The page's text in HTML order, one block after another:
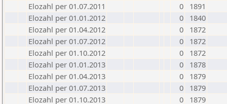
Elozahl per 01.07.2011
0
1891
Elozahl per 01.01.2012
0
1840
Elozahl per 01.04.2012
0
1872
Elozahl per 01.07.2012
0
1872
Elozahl per 01.10.2012
0
1872
Elozahl per 01.01.2013
0
1878
Elozahl per 01.04.2013
0
1879
Elozahl per 01.07.2013
0
1879
Elozahl per 01.10.2013
0
1879